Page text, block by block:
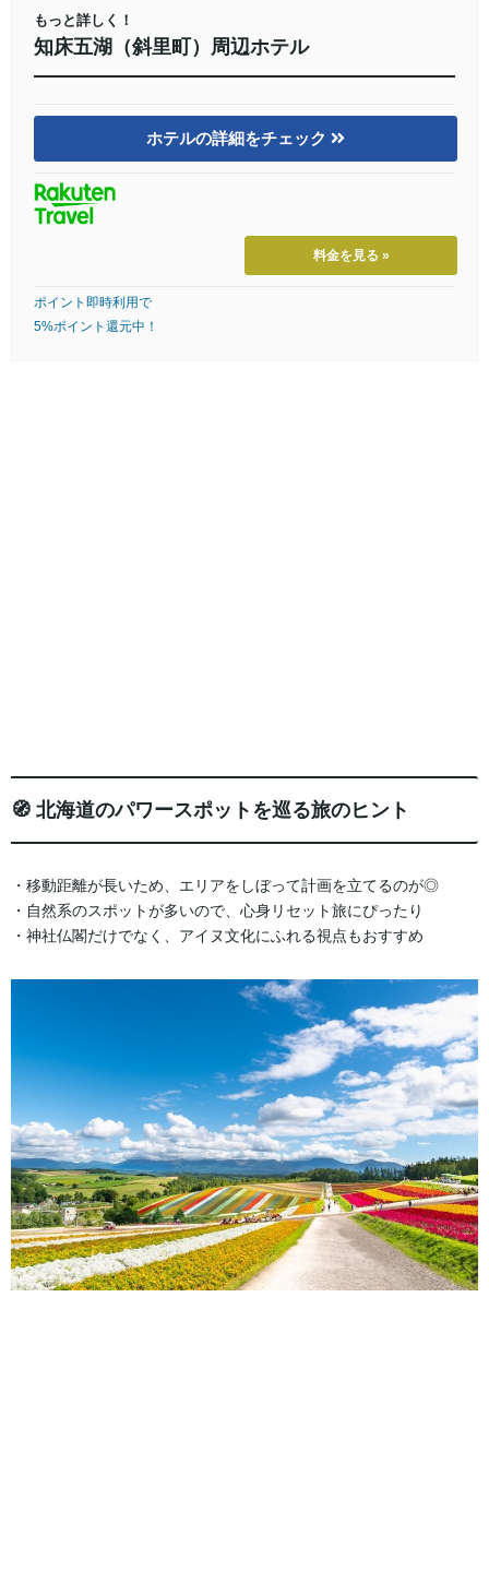
もっと詳しく！
知床五湖（斜里町）周辺ホテル
ホテルの詳細をチェック
料金を見る »
ポイント即時利用で
5%ポイント還元中！
🧭 北海道のパワースポットを巡る旅のヒント
・移動距離が長いため、エリアをしぼって計画を立てるのが◎
・自然系のスポットが多いので、心身リセット旅にぴったり
・神社仏閣だけでなく、アイヌ文化にふれる視点もおすすめ